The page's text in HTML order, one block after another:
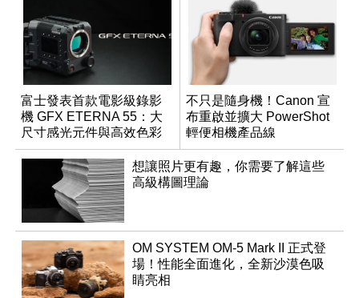
富士發表首款電影級錄影
機 GFX ETERNA 55：大
尺寸感光元件與高效色彩
管理
不只是隨身機！Canon 宣
布重啟並擴大 PowerShot
輕便相機產品線
想讓照片更有趣，你需要了解這些
高級構圖理論
OM SYSTEM OM-5 Mark II 正式登
場！性能全面進化，全新沙漠色吸
睛亮相